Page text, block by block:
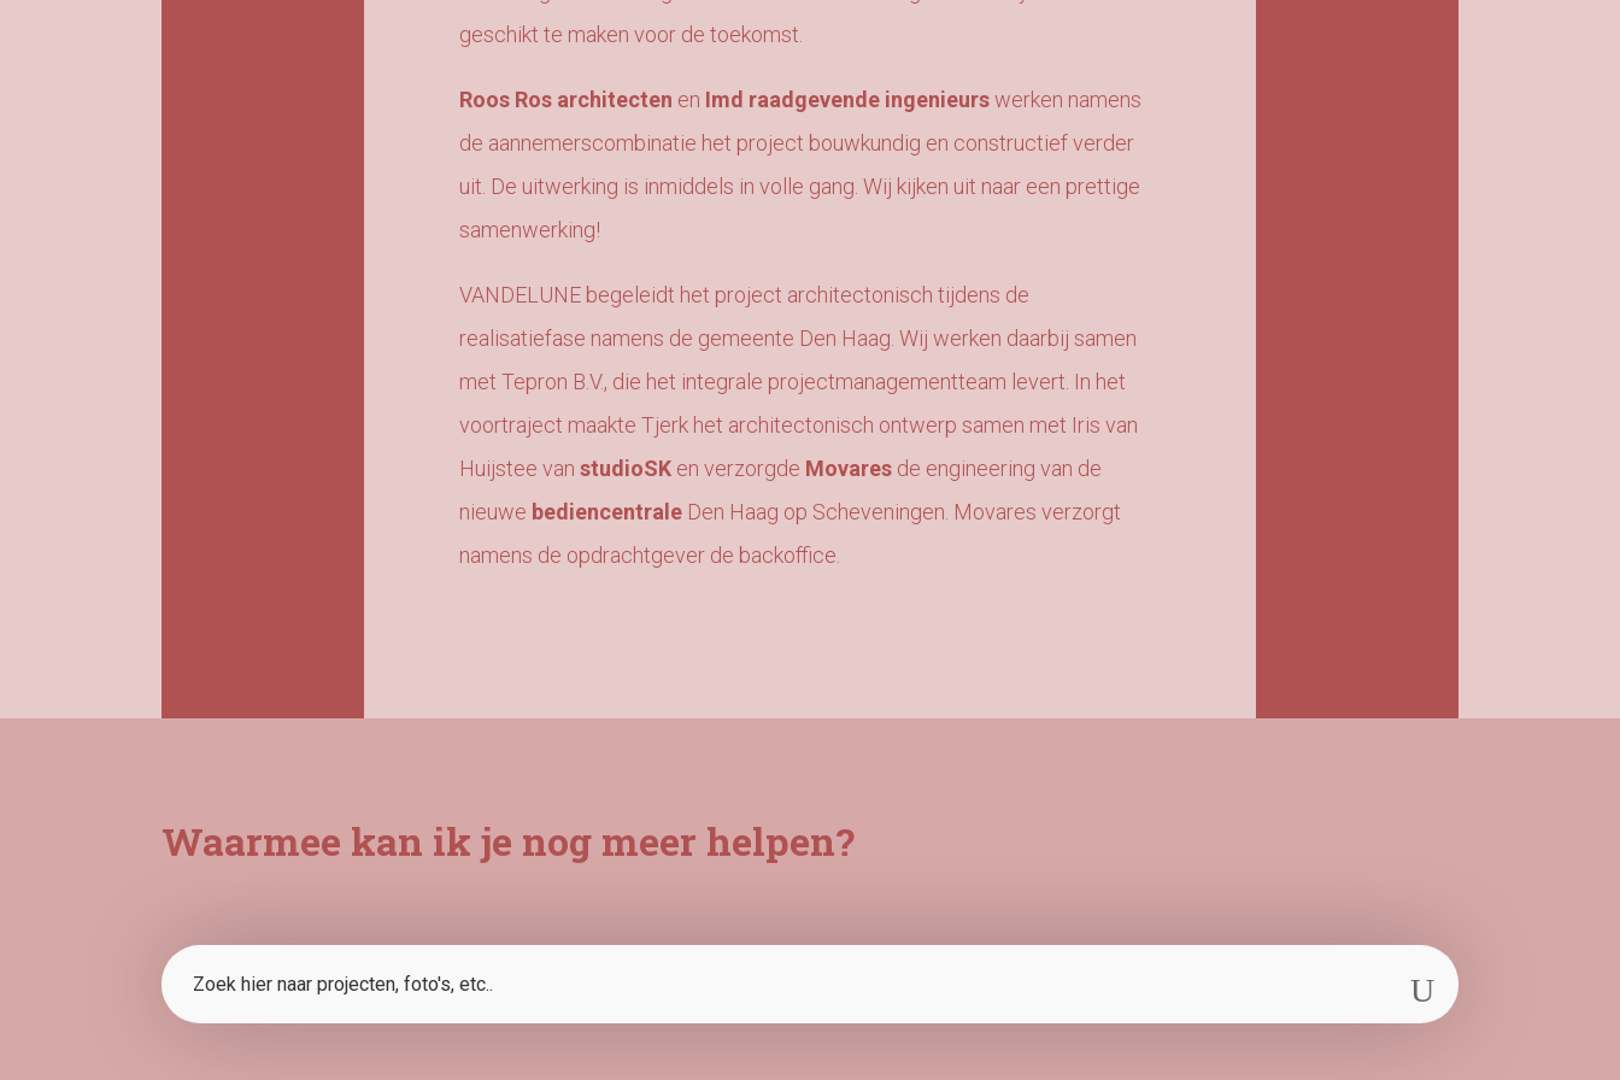
geschikt te maken voor de toekomst.
Roos Ros architecten en Imd raadgevende ingenieurs werken namens
de aannemerscombinatie het project bouwkundig en constructief verder
uit. De uitwerking is inmiddels in volle gang. Wij kijken uit naar een prettige
samenwerking!
VANDELUNE begeleidt het project architectonisch tijdens de
realisatiefase namens de gemeente Den Haag. Wij werken daarbij samen
met Tepron B.V., die het integrale projectmanagementteam levert. In het
voortraject maakte Tjerk het architectonisch ontwerpsamen met Iris van
Huijstee vanstudioSK en verzorgde Movares de engineering van de
nieuwe bediencentrale Den Haag op Scheveningen. Movares verzorgt
namens de opdrachtgever de backoffice.
Waarmee kan ik je nog meer helpen?